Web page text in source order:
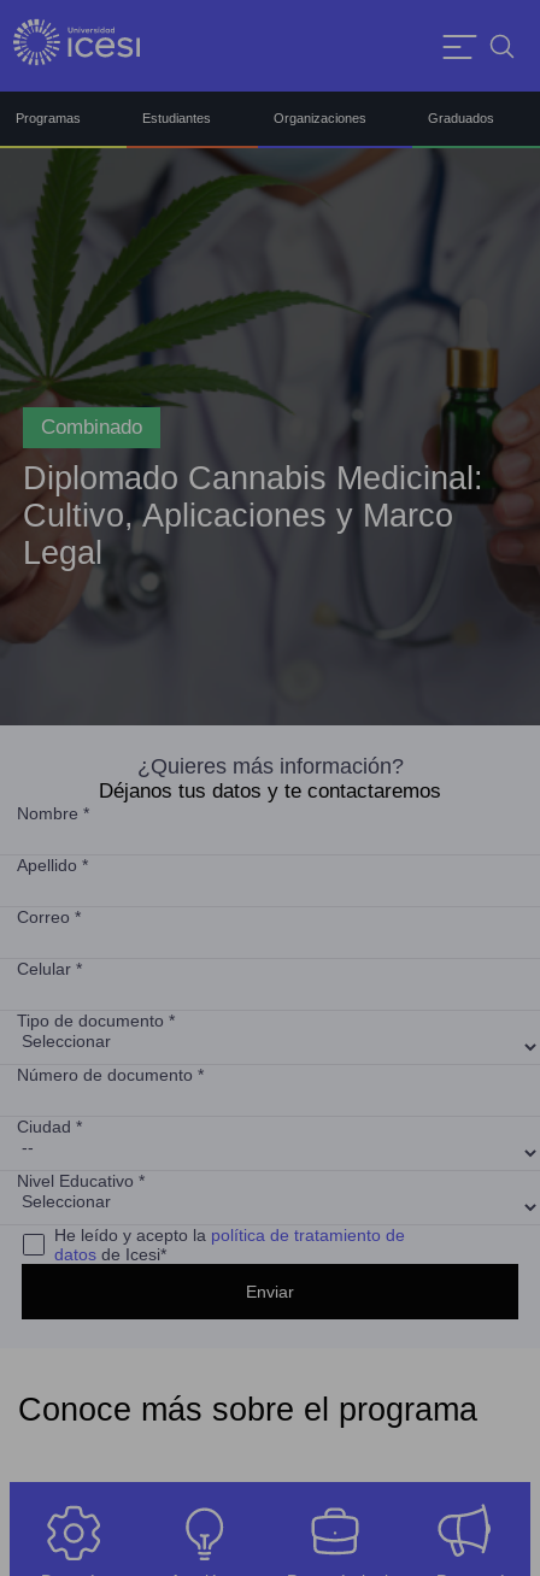
Programas Estudiantes Organizaciones Graduados
Combinado
Diplomado Cannabis Medicinal:
Cultivo, Aplicaciones y Marco
Legal
¿Quieres más información?
Déjanos tus datos y te contactaremos
Nombre *
Apellido *
Correo *
Celular *
Tipo de documento *
Número de documento *
Ciudad *
Nivel Educativo *
He leído y acepto la política de tratamiento de
datosde Icesi*
Conoce más sobre el programa